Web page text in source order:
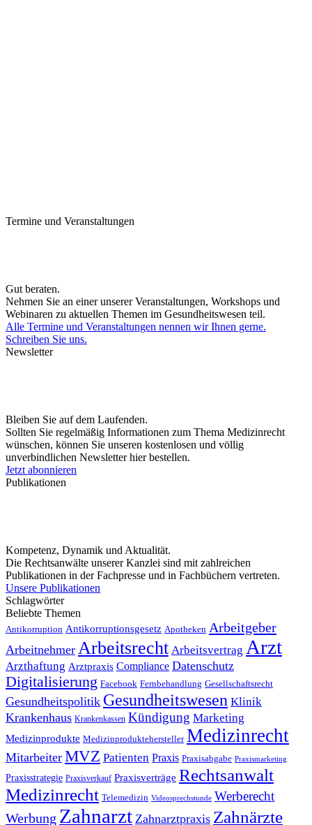
Termine und Veranstaltungen
Gut beraten.
Nehmen Sie an einer unserer Veranstaltungen, Workshops und
Webinaren zu aktuellen Themen im Gesundheitswesen teil.
Alle Termine und Veranstaltungen nennen wir Ihnen gerne.
Schreiben Sie uns.
Newsletter
Bleiben Sie auf dem Laufenden.
Sollten Sie regelmäßig Informationen zum Thema Medizinrecht
wünschen, können Sie unseren kostenlosen und völlig
unverbindlichen Newsletter hier bestellen.
Jetzt abonnieren
Publikationen
Kompetenz, Dynamik und Aktualität.
Die Rechtsanwälte unserer Kanzlei sind mit zahlreichen
Publikationen in der Fachpresse und in Fachbüchern vertreten.
Unsere Publikationen
Schlagwörter
Beliebte Themen
Antikorruption Antikorruptionsgesetz Apotheken Arbeitgeber
Arbeitnehmer Arbeitsrecht Arbeitsvertrag Arzt
Arzthaftung Arztpraxis Compliance Datenschutz
Digitalisierung Facebook Fernbehandlung Gesellschaftsrecht
Gesundheitspolitik Gesundheitswesen Klinik
Krankenhaus Krankenkassen Kündigung Marketing
Medizinprodukte Medizinproduktehersteller Medizinrecht
Mitarbeiter MVZ Patienten Praxis Praxisabgabe Praxismarketing
Praxisstrategie Praxisverkauf Praxisverträge Rechtsanwalt
Medizinrecht Telemedizin Videosprechstunde Werberecht
Werbung Zahnarzt Zahnarztpraxis Zahnärzte